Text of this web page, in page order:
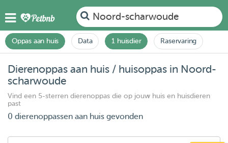
Noord-scharwoude
Oppas aan huis Data 1 huisdier Raservaring
Dierenoppas aan huis / huisoppas in Noord-
scharwoude
Vind een 5-sterren dierenoppas die op jouw huis en huisdieren
past
0 dierenoppassen aan huis gevonden